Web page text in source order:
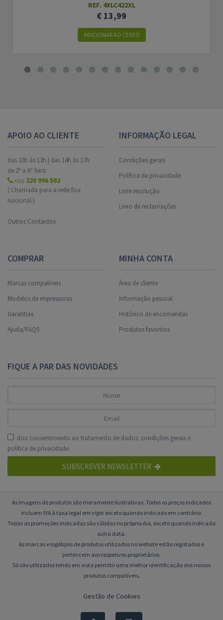
REF. 4XLC422XL
€ 13,99
ADICIONAR AO CESTO
APOIO AO CLIENTE
das 10h às 13h | das 14h às 17h
de 2ª a 6ª feira.
+351 220 996 592
( Chamada para a rede fixa
nacional.)
Outros Contactos
INFORMAÇÃO LEGAL
Condições gerais
Política de privacidade
Livre resolução
Livro de reclamações
COMPRAR
Marcas compatíveis
Modelos de impressoras
Garantias
Ajuda/FAQS
MINHA CONTA
Área de cliente
Informação pessoal
Histórico de encomendas
Produtos favoritos
FIQUE A PAR DAS NOVIDADES
dou consentimento ao tratamento de dados: condições gerais e
política de privacidade.
SUBSCREVER NEWSLETTER
As imagens de produtos são meramente ilustrativas. Todos os preços indicados
incluem IVA à taxa legal em vigor exceto quando indicado em contrário.
Todas as promoções indicadas são válidas no próprio dia, exceto quando indicada
outra data.
As marcas e logótipos de produtos utilizados no website estão registados e
pertencem aos respetivos proprietários.
Só são utilizados tendo em vista permitir uma melhor identificação dos nossos
produtos compatíveis.
Gestão de Cookies